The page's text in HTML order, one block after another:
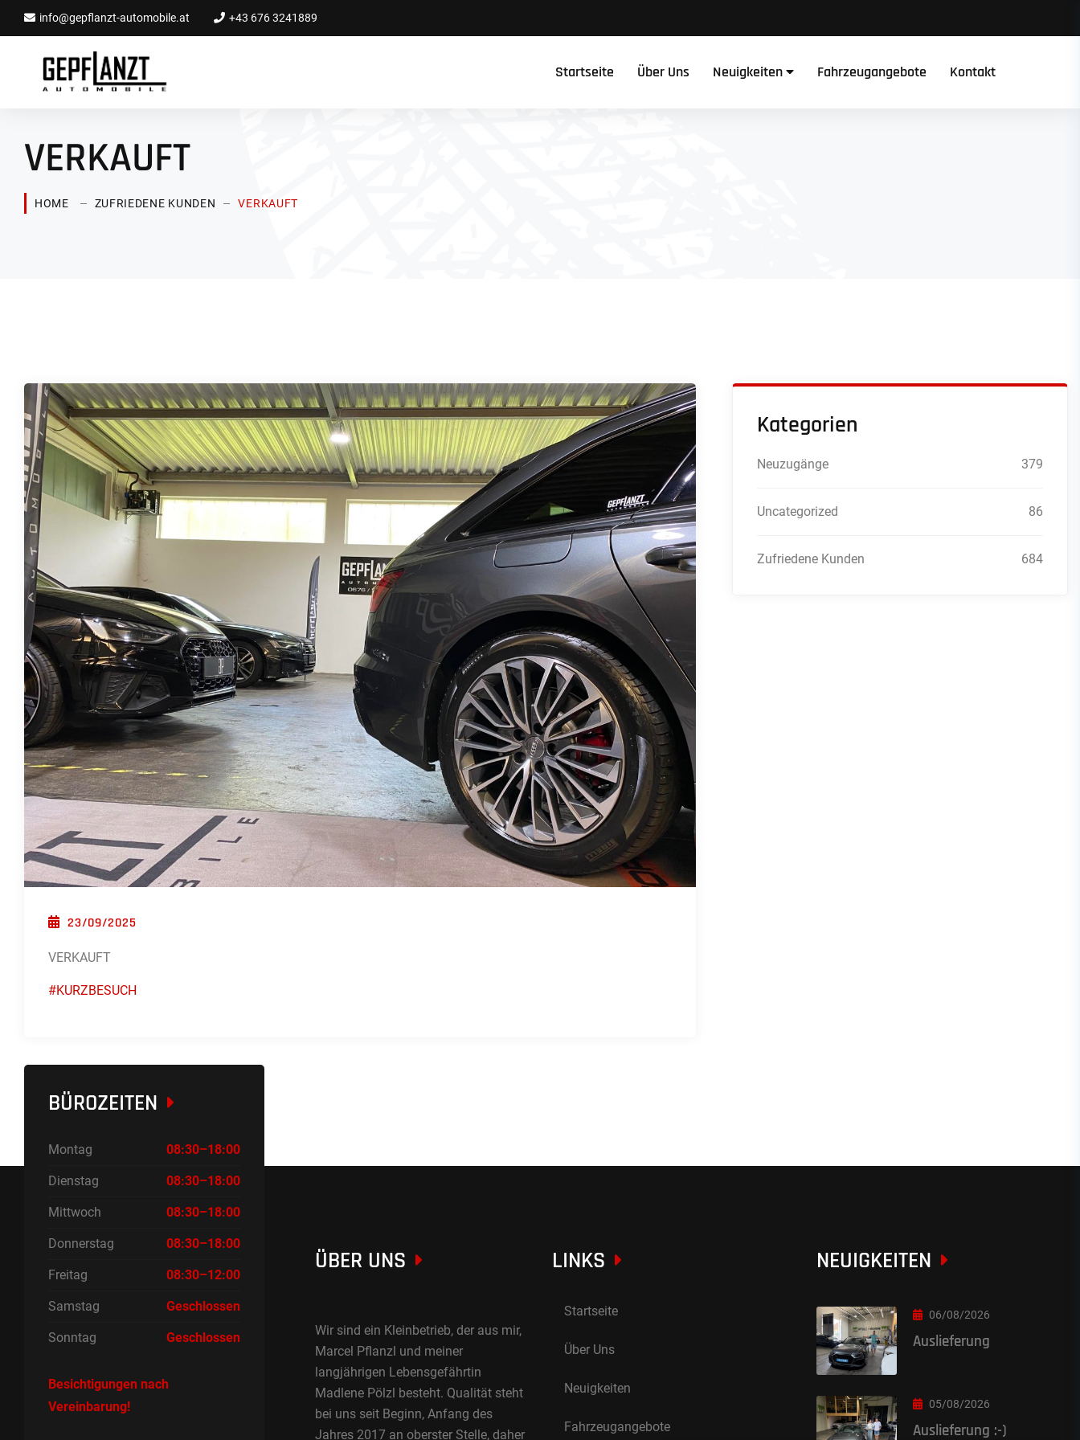
info@gepflanzt-automobile.at +43 676 3241889
Startseite Über Uns Neuigkeiten Fahrzeugangebote Kontakt
VERKAUFT
HOME ZUFRIEDENE KUNDEN VERKAUFT
POSTED ON
23/09/2025
VERKAUFT
#KURZBESUCH
Kategorien
Neuzugänge 379
Uncategorized 86
Zufriedene Kunden 684
BÜROZEITEN
Montag 08:30–18:00
Dienstag 08:30–18:00
Mittwoch 08:30–18:00
Donnerstag 08:30–18:00
Freitag 08:30–12:00
Samstag Geschlossen
Sonntag Geschlossen
Besichtigungen nach
Vereinbarung!
ÜBER UNS
Wir sind ein Kleinbetrieb, der aus mir,
Marcel Pflanzl und meiner
langjährigen Lebensgefährtin
Madlene Pölzl besteht. Qualität steht
bei uns seit Beginn, Anfang des
Jahres 2017 an oberster Stelle, daher
LINKS
Startseite
Über Uns
Neuigkeiten
Fahrzeugangebote
NEUIGKEITEN
06/08/2026
Auslieferung
05/08/2026
Auslieferung :-)